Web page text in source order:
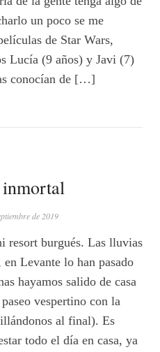
un poco se me
de Star Wars,
Lucía (9 años) y Javi (7)
conocían de […]
de 2019
resort burgués. Las lluvias
Levante lo han pasado
hayamos salido de casa
vespertino con la
al final). Es
todo el día en casa, ya